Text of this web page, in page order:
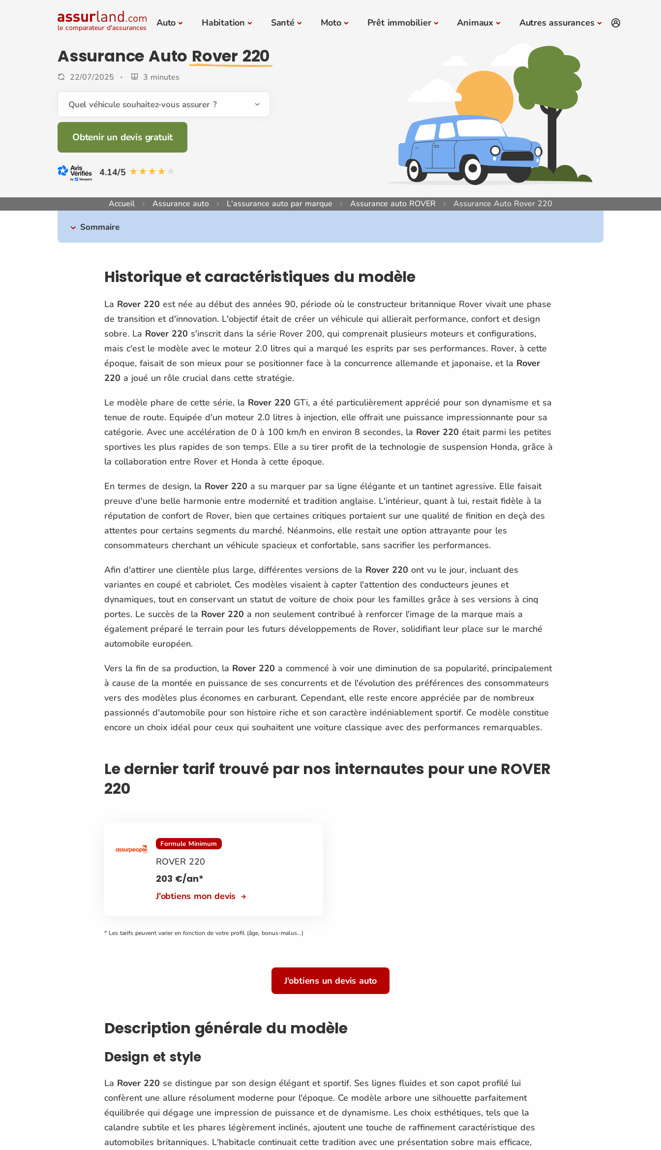
le comparateur d'assurances Auto Habitation Santé Moto Prêt immobilier Animaux Autres assurances
Assurance Auto Rover 220
22/07/2025 3 minutes
Quel véhicule souhaitez-vous assurer ?
Obtenir un devis gratuit
4.14/5
Accueil Assurance auto L'assurance auto par marque Assurance auto ROVER Assurance Auto Rover 220
Sommaire
Historique et caractéristiques du modèle
La Rover 220 est née au début des années 90, période où le constructeur britannique Rover vivait une phase
de transition et d'innovation. L'objectif était de créer un véhicule qui allierait performance, confort et design
sobre. La Rover 220 s'inscrit dans la série Rover 200, qui comprenait plusieurs moteurs et configurations,
mais c'est le modèle avec le moteur 2.0 litres qui a marqué les esprits par ses performances. Rover, à cette
époque, faisait de son mieux pour se positionner face à la concurrence allemande et japonaise, et la Rover
220 a joué un rôle crucial dans cette stratégie.
Le modèle phare de cette série, la Rover 220 GTi, a été particulièrement apprécié pour son dynamisme et sa
tenue de route. Equipée d'un moteur 2.0 litres à injection, elle offrait une puissance impressionnante pour sa
catégorie. Avec une accélération de 0 à 100 km/h en environ 8 secondes, la Rover 220 était parmi les petites
sportives les plus rapides de son temps. Elle a su tirer profit de la technologie de suspension Honda, grâce à
la collaboration entre Rover et Honda à cette époque.
En termes de design, la Rover 220 a su marquer par sa ligne élégante et un tantinet agressive. Elle faisait
preuve d'une belle harmonie entre modernité et tradition anglaise. L'intérieur, quant à lui, restait fidèle à la
réputation de confort de Rover, bien que certaines critiques portaient sur une qualité de finition en deçà des
attentes pour certains segments du marché. Néanmoins, elle restait une option attrayante pour les
consommateurs cherchant un véhicule spacieux et confortable, sans sacrifier les performances.
Afin d'attirer une clientèle plus large, différentes versions de la Rover 220 ont vu le jour, incluant des
variantes en coupé et cabriolet. Ces modèles visaient à capter l'attention des conducteurs jeunes et
dynamiques, tout en conservant un statut de voiture de choix pour les familles grâce à ses versions à cinq
portes. Le succès de la Rover 220 a non seulement contribué à renforcer l'image de la marque mais a
également préparé le terrain pour les futurs développements de Rover, solidifiant leur place sur le marché
automobile européen.
Vers la fin de sa production, la Rover 220 a commencé à voir une diminution de sa popularité, principalement
à cause de la montée en puissance de ses concurrents et de l'évolution des préférences des consommateurs
vers des modèles plus économes en carburant. Cependant, elle reste encore appréciée par de nombreux
passionnés d'automobile pour son histoire riche et son caractère indéniablement sportif. Ce modèle constitue
encore un choix idéal pour ceux qui souhaitent une voiture classique avec des performances remarquables.
Le dernier tarif trouvé par nos internautes pour une ROVER
220
Formule Minimum
ROVER 220
203 €/an*
J'obtiens mon devis
* Les tarifs peuvent varier en fonction de votre profil (âge, bonus-malus...)
J'obtiens un devis auto
Description générale du modèle
Design et style
La Rover 220 se distingue par son design élégant et sportif. Ses lignes fluides et son capot profilé lui
confèrent une allure résolument moderne pour l'époque. Ce modèle arbore une silhouette parfaitement
équilibrée qui dégage une impression de puissance et de dynamisme. Les choix esthétiques, tels que la
calandre subtile et les phares légèrement inclinés, ajoutent une touche de raffinement caractéristique des
automobiles britanniques. L'habitacle continuait cette tradition avec une présentation sobre mais efficace,